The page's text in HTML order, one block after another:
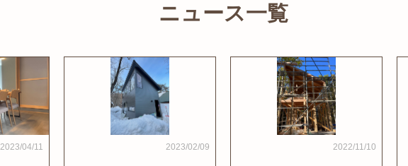
ニュース一覧
2023/04/11 2023/02/09 2022/11/10